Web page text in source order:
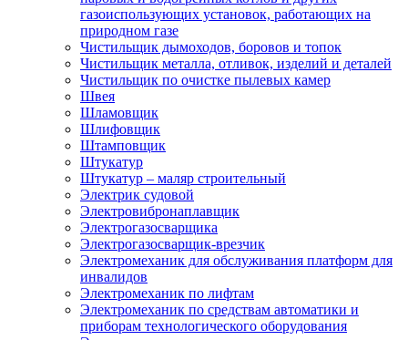
газоиспользующих установок, работающих на
природном газе
Чистильщик дымоходов, боровов и топок
Чистильщик металла, отливок, изделий и деталей
Чистильщик по очистке пылевых камер
Швея
Шламовщик
Шлифовщик
Штамповщик
Штукатур
Штукатур – маляр строительный
Электрик судовой
Электровибронаплавщик
Электрогазосварщика
Электрогазосварщик-врезчик
Электромеханик для обслуживания платформ для
инвалидов
Электромеханик по лифтам
Электромеханик по средствам автоматики и
приборам технологического оборудования